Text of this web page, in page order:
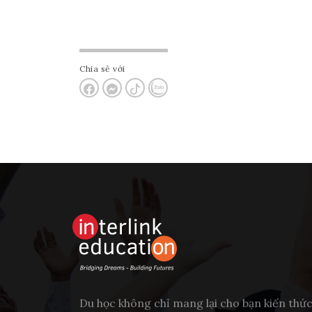
Chia sẻ với
Du học không chỉ mang lại cho bạn kiến